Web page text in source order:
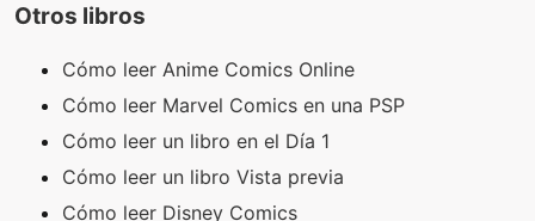
Otros libros
Cómo leer Anime Comics Online
Cómo leer Marvel Comics en una PSP
Cómo leer un libro en el Día 1
Cómo leer un libro Vista previa
Cómo leer Disney Comics